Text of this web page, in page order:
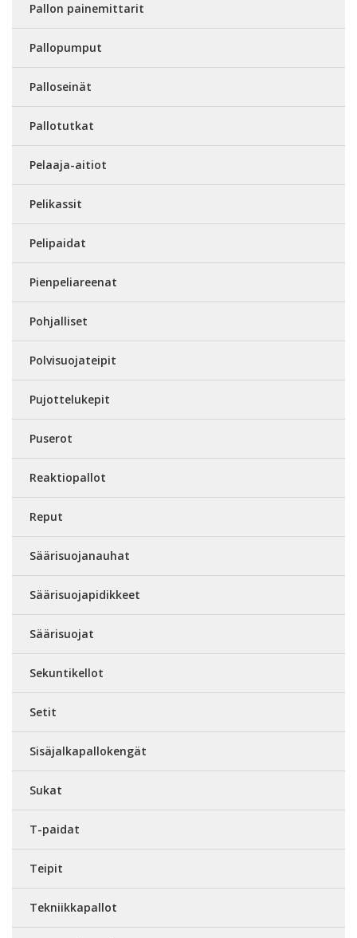
Pallon painemittarit
Pallopumput
Palloseinät
Pallotutkat
Pelaaja-aitiot
Pelikassit
Pelipaidat
Pienpeliareenat
Pohjalliset
Polvisuojateipit
Pujottelukepit
Puserot
Reaktiopallot
Reput
Säärisuojanauhat
Säärisuojapidikkeet
Säärisuojat
Sekuntikellot
Setit
Sisäjalkapallokengät
Sukat
T-paidat
Teipit
Tekniikkapallot